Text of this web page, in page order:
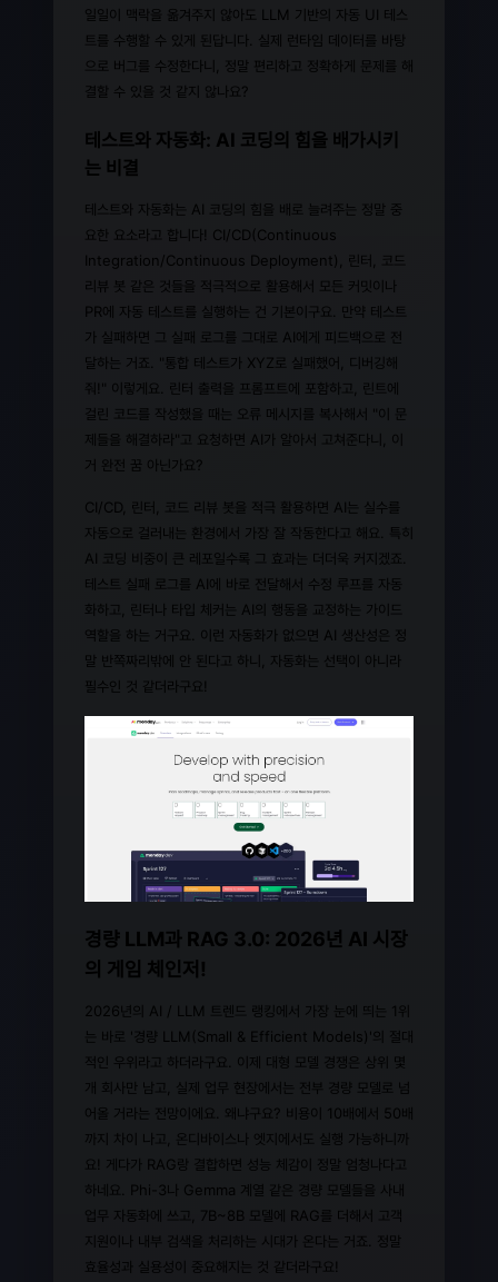
일일이 맥락을 옮겨주지 않아도 LLM 기반의 자동 UI 테스
트를 수행할 수 있게 된답니다. 실제 런타임 데이터를 바탕
으로 버그를 수정한다니, 정말 편리하고 정확하게 문제를 해
결할 수 있을 것 같지 않나요?
테스트와 자동화: AI 코딩의 힘을 배가시키
는 비결
테스트와 자동화는 AI 코딩의 힘을 배로 늘려주는 정말 중
요한 요소라고 합니다! CI/CD(Continuous
Integration/Continuous Deployment), 린터, 코드
리뷰 봇 같은 것들을 적극적으로 활용해서 모든 커밋이나
PR에 자동 테스트를 실행하는 건 기본이구요. 만약 테스트
가 실패하면 그 실패 로그를 그대로 AI에게 피드백으로 전
달하는 거죠. "통합 테스트가 XYZ로 실패했어, 디버깅해
줘!" 이렇게요. 린터 출력을 프롬프트에 포함하고, 린트에
걸린 코드를 작성했을 때는 오류 메시지를 복사해서 "이 문
제들을 해결하라"고 요청하면 AI가 알아서 고쳐준다니, 이
거 완전 꿈 아닌가요?
CI/CD, 린터, 코드 리뷰 봇을 적극 활용하면 AI는 실수를
자동으로 걸러내는 환경에서 가장 잘 작동한다고 해요. 특히
AI 코딩 비중이 큰 레포일수록 그 효과는 더더욱 커지겠죠.
테스트 실패 로그를 AI에 바로 전달해서 수정 루프를 자동
화하고, 린터나 타입 체커는 AI의 행동을 교정하는 가이드
역할을 하는 거구요. 이런 자동화가 없으면 AI 생산성은 정
말 반쪽짜리밖에 안 된다고 하니, 자동화는 선택이 아니라
필수인 것 같더라구요!
경량 LLM과 RAG 3.0: 2026년 AI 시장
의 게임 체인저!
2026년의 AI / LLM 트렌드 랭킹에서 가장 눈에 띄는 1위
는 바로 '경량 LLM(Small & Efficient Models)'의 절대
적인 우위라고 하더라구요. 이제 대형 모델 경쟁은 상위 몇
개 회사만 남고, 실제 업무 현장에서는 전부 경량 모델로 넘
어올 거라는 전망이에요. 왜냐구요? 비용이 10배에서 50배
까지 차이 나고, 온디바이스나 엣지에서도 실행 가능하니까
요! 게다가 RAG랑 결합하면 성능 체감이 정말 엄청나다고
하네요. Phi-3나 Gemma 계열 같은 경량 모델들을 사내
업무 자동화에 쓰고, 7B~8B 모델에 RAG를 더해서 고객
지원이나 내부 검색을 처리하는 시대가 온다는 거죠. 정말
효율성과 실용성이 중요해지는 것 같더라구요!